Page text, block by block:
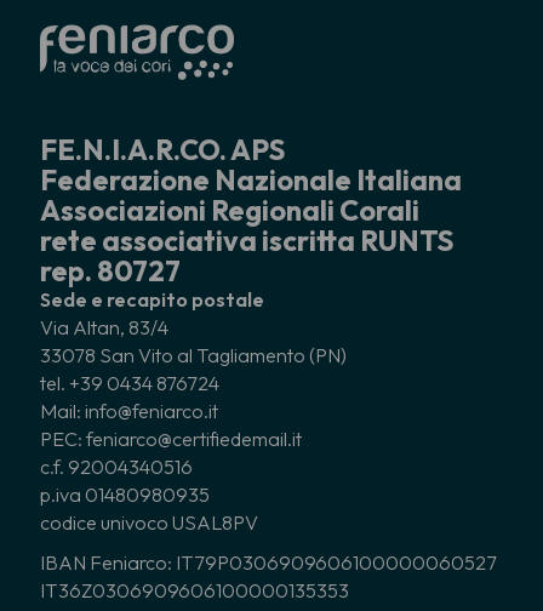
FE.N.I.A.R.CO. APS
Federazione Nazionale Italiana
Associazioni Regionali Corali
rete associativa iscritta RUNTS
rep. 80727
Sede e recapito postale
Via Altan, 83/4
33078 San Vito al Tagliamento (PN)
tel. +39 0434 876724
Mail: info@feniarco.it
PEC: feniarco@certifiedemail.it
c.f. 92004340516
p.iva 01480980935
codice univoco USAL8PV
IBAN Feniarco: IT79P0306909606100000060527
IT36Z0306909606100000135353